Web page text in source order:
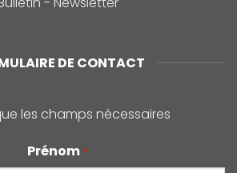
DE CONTACT
les champs nécessaires
Prénom *